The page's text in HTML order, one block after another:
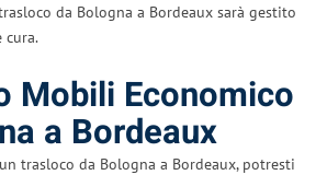
da Bologna a Bordeaux sarà gestito
cura.
Mobili Economico
a Bordeaux
trasloco da Bologna a Bordeaux, potresti